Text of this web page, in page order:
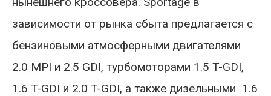
зависимости от рынка сбыта предлагается с
бензиновыми атмосферными двигателями
2.0 MPI и 2.5 GDI, турбомоторами 1.5 T-GDI,
1.6 T-GDI и 2.0 T-GDI, а также дизельными 1.6